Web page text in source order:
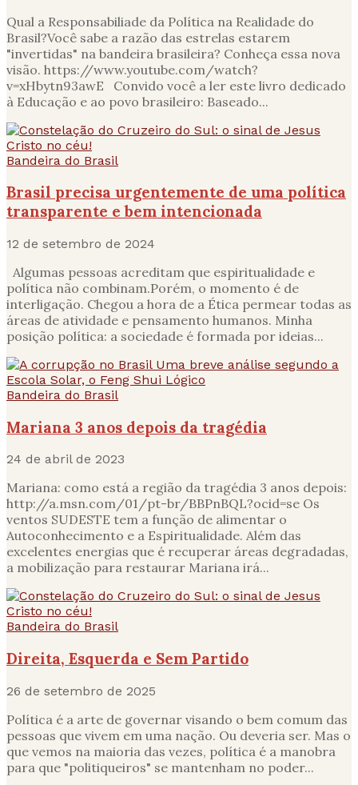
Qual a Responsabiliade da Política na Realidade do
Brasil?Você sabe a razão das estrelas estarem
"invertidas" na bandeira brasileira? Conheça essa nova
visão. https://www.youtube.com/watch?
v=xHbytn93awE Convido você a ler este livro dedicado
à Educação e ao povo brasileiro: Baseado...
Bandeira do Brasil
Brasil precisa urgentemente de uma política
transparente e bem intencionada
12 de setembro de 2024
Algumas pessoas acreditam que espiritualidade e
política não combinam.Porém, o momento é de
interligação. Chegou a hora de a Ética permear todas as
áreas de atividade e pensamento humanos. Minha
posição política: a sociedade é formada por ideias...
Bandeira do Brasil
Mariana 3 anos depois da tragédia
24 de abril de 2023
Mariana: como está a região da tragédia 3 anos depois:
http://a.msn.com/01/pt-br/BBPnBQL?ocid=se Os
ventos SUDESTE tem a função de alimentar o
Autoconhecimento e a Espiritualidade. Além das
excelentes energias que é recuperar áreas degradadas,
a mobilização para restaurar Mariana irá...
Bandeira do Brasil
Direita, Esquerda e Sem Partido
26 de setembro de 2025
Política é a arte de governar visando o bem comum das
pessoas que vivem em uma nação. Ou deveria ser. Mas o
que vemos na maioria das vezes, política é a manobra
para que "politiqueiros" se mantenham no poder...